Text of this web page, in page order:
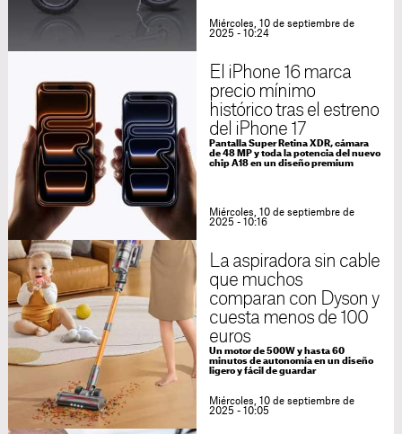
Miércoles, 10 de septiembre de
2025 - 10:24
El iPhone 16 marca
precio mínimo
histórico tras el estreno
del iPhone 17
Pantalla Super Retina XDR, cámara
de 48 MP y toda la potencia del nuevo
chip A18 en un diseño premium
Miércoles, 10 de septiembre de
2025 - 10:16
La aspiradora sin cable
que muchos
comparan con Dyson y
cuesta menos de 100
euros
Un motor de 500W y hasta 60
minutos de autonomía en un diseño
ligero y fácil de guardar
Miércoles, 10 de septiembre de
2025 - 10:05